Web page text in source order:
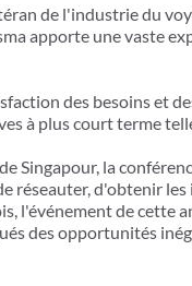
de l'industrie du
apporte une vaste
des besoins et
à plus court terme
Singapour, la
réseauter, d'obtenir
l'événement de cette
des opportunités